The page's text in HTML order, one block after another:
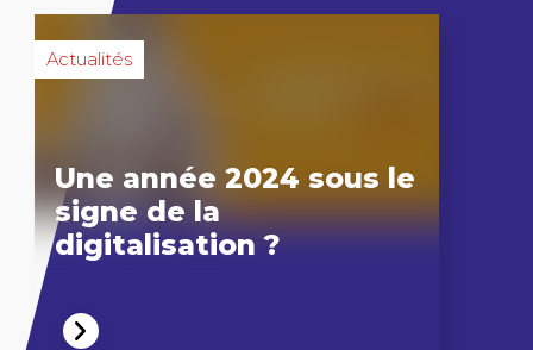
Actualités
Une année 2024 sous le
signe de la
digitalisation ?